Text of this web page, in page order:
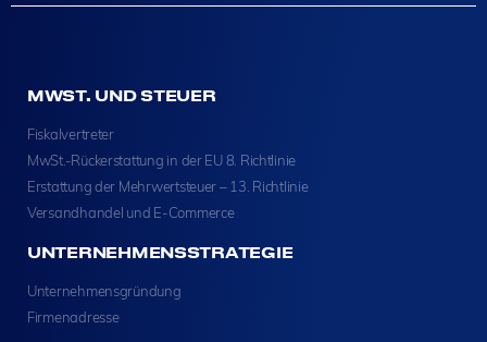
MWST. UND STEUER
Fiskalvertreter
MwSt.-Rückerstattung in der EU 8. Richtlinie
Erstattung der Mehrwertsteuer – 13. Richtlinie
Versandhandel und E-Commerce
UNTERNEHMENSSTRATEGIE
Unternehmensgründung
Firmenadresse